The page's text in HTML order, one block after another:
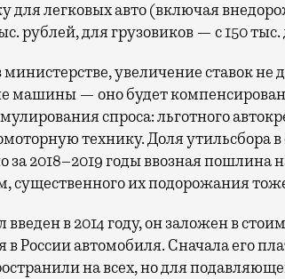
для легковых авто (включая
рублей, для грузовиков — с 150 тыс.
увеличение ставок не
машины — оно будет
спроса: льготного
технику. Доля
за 2018–2019 годы ввозная пошлина
существенного их подорожания
введен в 2014 году, он заложен в
России автомобиля. Сначала его
на всех, но для